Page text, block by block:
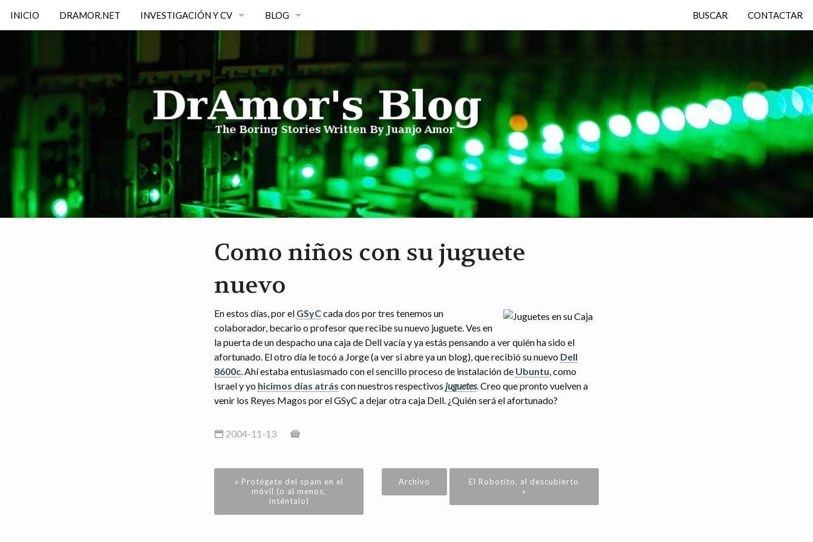
BUSCAR CONTACTAR
INICIO DRAMOR.NET INVESTIGACIÓN Y CV
INVESTIGACIÓN
SOFTWARE LIBRE
BLOG
Como niños con su juguete
nuevo
En estos días, por el GSyCcada dos por tres tenemos un
colaborador, becario o profesor que recibe su nuevo juguete. Ves en
la puerta de un despacho una caja de Dell vací­a y ya estás pensando a ver quién ha sido el
afortunado. El otro dí­a le tocó a Jorge (a ver si abre ya un blog), que recibió su nuevo Dell
8600c. Ahí estaba entusiasmado con el sencillo proceso de instalación de Ubuntu, como
Israel y yo hicimos días atrás con nuestros respectivos juguetes. Creo que pronto vuelven a
venir los Reyes Magos por el GSyC a dejar otra caja Dell. ¿Quién será el afortunado?
2004-11-13
« Protégete del spam en el
móvil (o al menos,
inténtalo)
Archivo
El Robotito, al descubierto
»